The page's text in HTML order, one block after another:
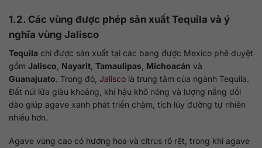
1.2. Các vùng được phép sản xuất Tequila và ý
nghĩa vùng Jalisco
Tequila chỉ được sản xuất tại các bang được Mexico phê duyệt
gồm Jalisco Nayarit Tamaulipas Michoacán và
Guanajuato. Trong đó, Jalisco là trung tâm của ngành Tequila.
Đất núi lửa giàu khoáng, khí hậu khô nóng và lượng nắng dồi
dào giúp agave xanh phát triển chậm, tích lũy đường tự nhiên
nhiều hơn.
Agave vùng cao có hương hoa và citrus rõ rệt, trong khi agave